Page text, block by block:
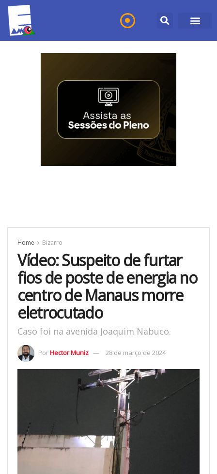
Home Bizarro
Vídeo: Suspeito de furtar
fios de poste de energia no
centro de Manaus morre
eletrocutado
Caso foi na avenida Joaquim Nabuco.
PorHector Muniz 28 de março de 2024